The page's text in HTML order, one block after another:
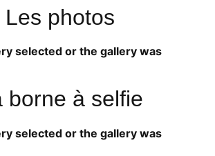
Les photos
selected or the gallery was
borne à selfie
selected or the gallery was